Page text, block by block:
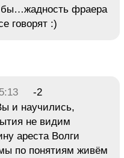
бы…жадность фраера
говорят :)
-2
и научились,
не видим
ареста Волги
по понятиям живём